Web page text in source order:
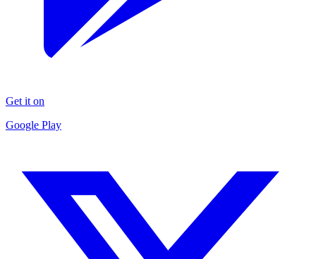
Get it on
Google Play